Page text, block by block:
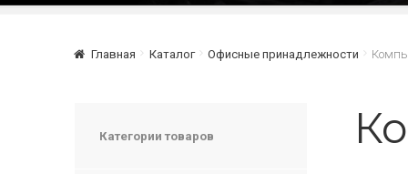
Главная Каталог Офисные принадлежности
Категории товаров